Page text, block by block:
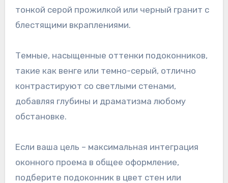
тонкой серой прожилкой или черный гранит с
блестящими вкраплениями.
Темные, насыщенные оттенки подоконников,
такие как венге или темно-серый, отлично
контрастируют со светлыми стенами,
добавляя глубины и драматизма любому
обстановке.
Если ваша цель – максимальная интеграция
оконного проема в общее оформление,
подберите подоконник в цвет стен или